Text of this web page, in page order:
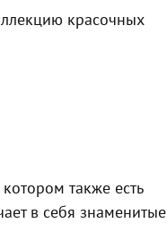
красочных
также есть
в себя знаменитые